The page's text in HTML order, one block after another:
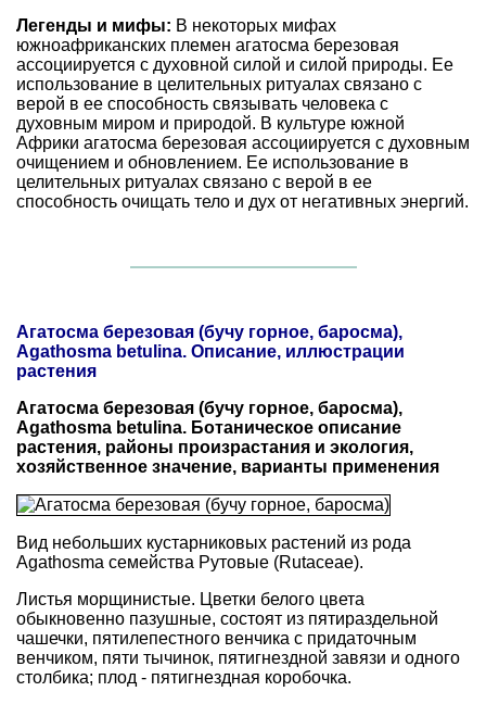
Легенды и мифы: В некоторых мифах
южноафриканских племен агатосма березовая
ассоциируется с духовной силой и силой природы. Ее
использование в целительных ритуалах связано с
верой в ее способность связывать человека с
духовным миром и природой. В культуре южной
Африки агатосма березовая ассоциируется с духовным
очищением и обновлением. Ее использование в
целительных ритуалах связано с верой в ее
способность очищать тело и дух от негативных энергий.
Агатосма березовая (бучу горное, баросма),
Agathosma betulina. Описание, иллюстрации
растения
Агатосма березовая (бучу горное, баросма),
Agathosma betulina. Ботаническое описание
растения, районы произрастания и экология,
хозяйственное значение, варианты применения
Вид небольших кустарниковых растений из рода
Agathosma семейства Рутовые (Rutaceae).
Листья морщинистые. Цветки белого цвета
обыкновенно пазушные, состоят из пятираздельной
чашечки, пятилепестного венчика с придаточным
венчиком, пяти тычинок, пятигнездной завязи и одного
столбика; плод - пятигнездная коробочка.